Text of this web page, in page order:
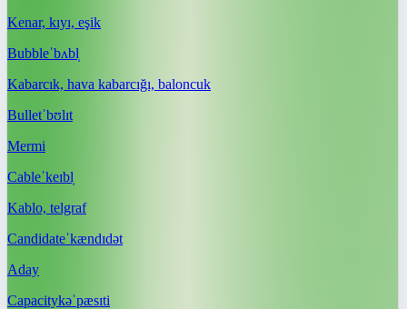
Kenar, kıyı, eşik
Bubbleˈbʌbl̩
Kabarcık, hava kabarcığı, baloncuk
Bulletˈbʊlɪt
Mermi
Cableˈkeɪbl̩
Kablo, telgraf
Candidateˈkændɪdət
Aday
Capacitykəˈpæsɪti